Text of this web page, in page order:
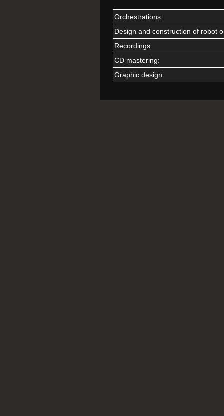
Orchestrations:
Design and construction of robot
Recordings:
CD mastering:
Graphic design: